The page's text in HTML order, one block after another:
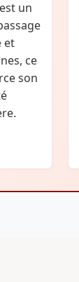
un
et
ce
son